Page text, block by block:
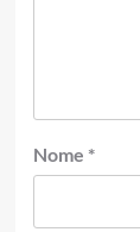
Nome *